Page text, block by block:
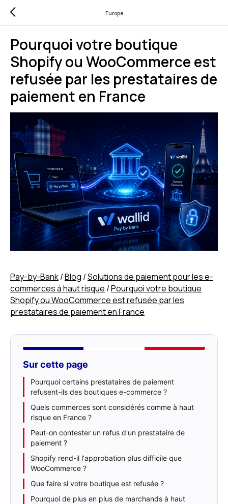
Europe
Pourquoi votre boutique
Shopify ou WooCommerce est
refusée par les prestataires de
paiement en France
Pay-by-Bank/Blog /Solutions de paiement pour les e-
commerces à haut risque /Pourquoi votre boutique
Shopify ou WooCommerce est refusée par les
prestataires de paiement en France
Sur cette page
Pourquoi certains prestataires de paiement
refusent-ils des boutiques e-commerce ?
Quels commerces sont considérés comme à haut
risque en France ?
Peut-on contester un refus d'un prestataire de
paiement ?
Shopify rend-il l'approbation plus difficile que
WooCommerce ?
Que faire si votre boutique est refusée ?
Pourquoi de plus en plus de marchands à haut